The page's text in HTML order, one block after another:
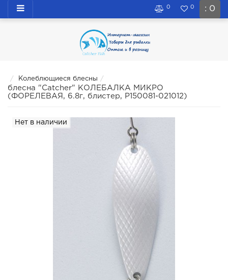
: 0
0 0
Колеблющиеся блесны
блесна "Catcher" КОЛЕБАЛКА МИКРО
(ФОРЕЛЕВАЯ, 6.8г, блистер, P150081-021012)
Нет в наличии